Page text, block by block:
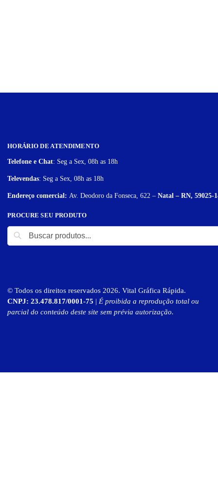
HORÁRIO DE ATENDIMENTO
Telefone e Chat: Seg a Sex, 08h as 18h
Televendas: Seg a Sex, 08h as 18h
Endereço comercial: Av. Deodoro da Fonseca, 622 – Natal – RN, 59025-
PROCURE SEU PRODUTO
© Todos os direitos reservados 2026. Vital Gráfica Rápida.
CNPJ: 23.478.817/0001-75 | É proibida a reprodução total ou
parcial do conteúdo deste site sem prévia autorização.